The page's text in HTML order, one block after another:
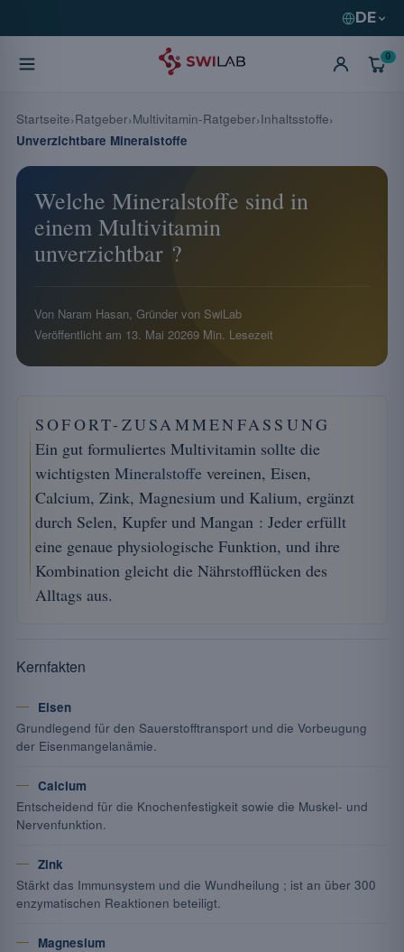
DE
0
Welche Mineralstoffe sind in
einem Multivitamin
unverzichtbar ?
Von Naram Hasan, Gründer von SwiLab
Veröffentlicht am 13. Mai 20269 Min. Lesezeit
SOFORT-ZUSAMMENFASSUNG
Ein gut formuliertes Multivitamin sollte die
wichtigsten Mineralstoffe vereinen, Eisen,
Calcium, Zink, Magnesium und Kalium, ergänzt
durch Selen, Kupfer und Mangan : Jeder erfüllt
eine genaue physiologische Funktion, und ihre
Kombination gleicht die Nährstofflücken des
Alltags aus.
Kernfakten
Eisen
Grundlegend für den Sauerstofftransport und die Vorbeugung
der Eisenmangelanämie.
Calcium
Entscheidend für die Knochenfestigkeit sowie die Muskel- und
Nervenfunktion.
Zink
Stärkt das Immunsystem und die Wundheilung ; ist an über 300
enzymatischen Reaktionen beteiligt.
Magnesium
Startseite Ratgeber Multivitamin-Ratgeber Inhaltsstoffe
Unverzichtbare Mineralstoffe